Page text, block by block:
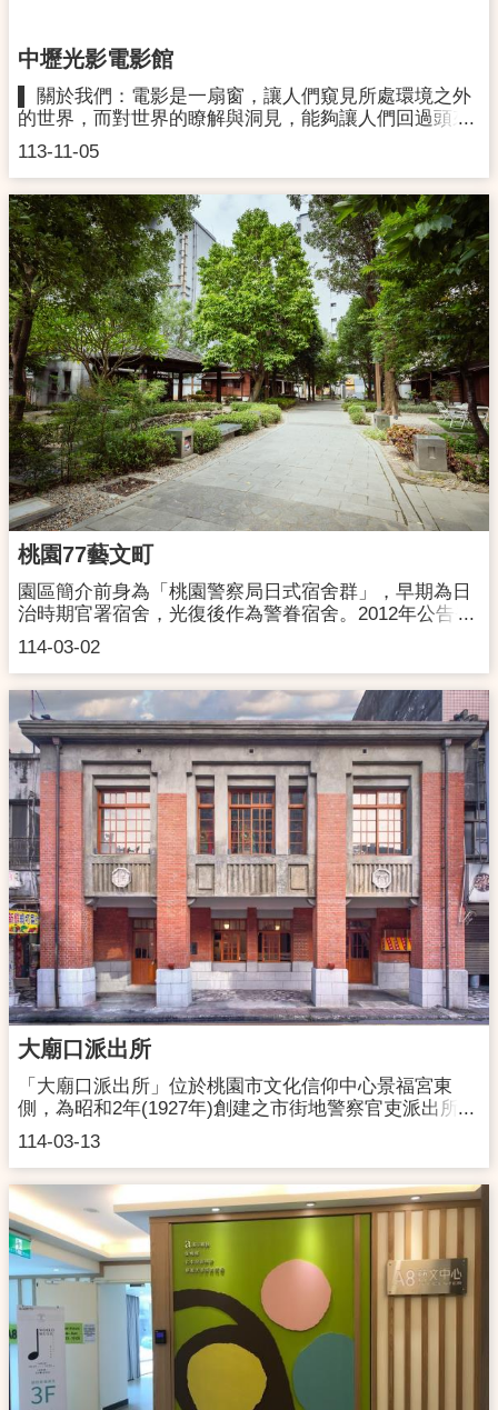
中壢光影電影館
113-11-05
▌ 關於我們：電影是一扇窗，讓人們窺見所處環境之外
的世界，而對世界的瞭解與洞見，能夠讓人們回過頭來
關照自身的環境，從而找到讓社會與生命更加美好的出
口。我們期待，中壢光影能夠成為將世界帶進桃園的門
往世界各地一樣。▌ 館場資訊：中壢光影電影館位於馬
祖新村眷村文創園區，整棟建築物原為眷村居民活動中
心，歷經 2 年改造成為一座有兩層樓的光影電影館。館
內 1 樓為服務台及靜態電影、藝文相關展示區，2 樓為
可容納 75 名觀眾、配置標準杜比音效系統的電影院，
可支援放映規格有DCP、BD、HD數位檔案模式。▌ 場
地租借：桃園市藝文場地使用收費標準（請詳附表二-馬
祖新村眷村文創園區.pdf）：
https://law.tycg.gov.tw/LawContent.aspx?
id=GL000321▌ 交通資訊：(一) 搭乘公車：1. 中壢公車
站：搭乘桃園客運112南、115甲、5008、5050(中壢公
車站-馬祖新村)2. 中壢後車站：搭乘桃園客運5091、
5098(中壢後車站-馬祖新村)※ 馬祖新村站下車→左轉龍
岡路三段281巷→左轉龍吉二街→第一個路口右轉抵達
馬祖新村桃園光影電影館（車程約13分）(二) 自行開
車：1.國道一號→平鎮系統交流道(66)出口下交流道，
往大溪方向前進→在平鎮一交流道(中壢/平鎮)出口下→
直行(過延平路)下個路口迴轉→右轉延平路三段→右轉
環南路二段→直行環中東路二段→右轉龍岡路二段→左
轉龍岡路三段281巷→左轉龍吉二街→第一個路口右轉
抵達馬祖新村。2.國道三號→大溪交流道下，往中壢方
向→直行永昌路→左轉仁和路二段→直行龍南路→進入
圓環→右轉龍岡路三段→右轉龍岡路三段281巷→左轉
龍吉二街→第一個路口右轉抵達馬祖新村▌ 聯絡資訊：
開館時間｜週二至週日下午13:00-晚上21:00，週一休館
聯絡地址｜320桃園市中壢區龍清街116巷31號聯絡電話
｜03-458-1598
桃園77藝文町
114-03-02
園區簡介前身為「桃園警察局日式宿舍群」，早期為日
治時期官署宿舍，光復後作為警眷宿舍。2012年公告登
錄為桃園市歷史建築，是桃園少數保留完整的日式木構
建築宿舍群，修復活化後的「桃園77藝文町」，結合日
治時期建築和中正路77巷的意涵，由市民票選命名而
成。園區以警察日式宿舍建築為特色，結合文資與文
創，舉辦藝文展覽及推廣活動，活化文資空間再利用，
營造市民休憩場域，打造桃園舊城亮點地標。特色聯名
品牌樂埔堂 LEPU TANG時GIFT成真咖啡首頁讀書館X
時SELECT77市集參觀資訊開放時間：週二至週日
09:00~22:00 (週一休、除夕及初一休) 園區地址： 桃園
市桃園區中正路77巷5號聯絡電話： 03-3321969交通資
訊大眾運輸台鐵桃園火車站，站前直走看到「統領廣
場」過「中華路」到對面「彰化銀行」往前到「中正路
77巷」左轉，步行共約5分鐘。國光客運「桃園站」，
下車後步行約5分鐘。桃園客運1路「復興路桃園總
站」，下車後步行約5分鐘。中壢客運1路（縱貫線）
「復興路桃園總站」，下車後步行約5分鐘。自行開車
開車導航關鍵字「桃園警察局日式宿舍群」、「桃園77
藝文町」、「桃園國小」、「桃園成功郵局」即可找
到。停車資訊文昌公園公有地下停車場 桃園後火車站
大林路停車場民權路地下室停車場
大廟口派出所
114-03-13
「大廟口派出所」位於桃園市文化信仰中心景福宮東
側，為昭和2年(1927年)創建之市街地警察官吏派出所，
一樓為派出所，二樓為保甲聯合會議室，並配置壯丁團
與消防設備，同時保存有日治時代派出所與清朝保甲制
建築登錄廢止審查及補助及補助辦法第4條規定及桃園
市105年度第3次文化資產(第一類組)審議委員會決議，
將「桃園大廟口派出所」公告登錄為歷史建築。107年
著手調查研究並展開修復再利用工程，於109年開館，
並在110年交由民政局管理營運。113年交由桃園市文化
基金會桃園城市創意設計中心管理，一二樓將新增常設
展，同時做為舊城再生計畫推動辦公室使用。場館地
址：330桃園市桃園區中正路198號 開放時間：週二至週
日上午9時至下午5時，週一及國定假日休館連絡電話：
(03)3322-562臉書粉絲專頁：桃園城市創意設計中心